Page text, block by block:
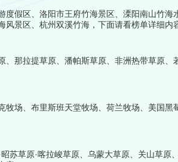
假区、洛阳市王府竹海景区、溧阳南山竹海
景区、杭州双溪竹海，下面请看榜单详细内
那拉提草原、潘帕斯草原、非洲热带草原、
场、布里斯班天堂牧场、荷兰牧场、美国黑
苏草原·喀拉峻草原、乌蒙大草原、关山草原